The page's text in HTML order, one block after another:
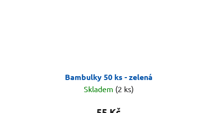
Bambulky 50 ks - zelená
Skladem (2 ks)